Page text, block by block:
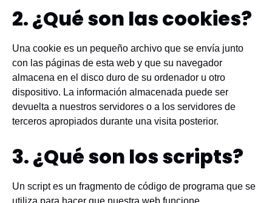
2. ¿Qué son las cookies?
Una cookie es un pequeño archivo que se envía junto
con las páginas de esta web y que su navegador
almacena en el disco duro de su ordenador u otro
dispositivo. La información almacenada puede ser
devuelta a nuestros servidores o a los servidores de
terceros apropiados durante una visita posterior.
3. ¿Qué son los scripts?
Un script es un fragmento de código de programa que se
utiliza para hacer que nuestra web funcione